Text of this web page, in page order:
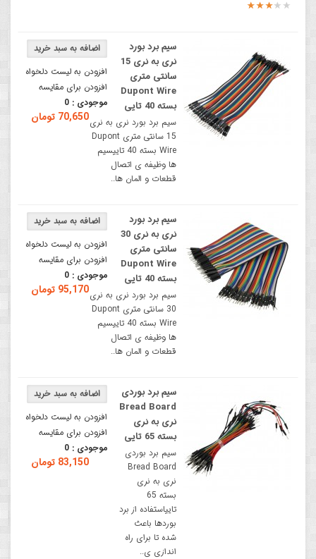
افزودن به لیست دلخواه
افزودن برای مقایسه
موجودی : 0
70,650 تومان
سیم برد بورد
نری به نری 15
سانتی متری
Dupont Wire
بسته 40 تایی
سیم برد بورد نری به نری
15 سانتی متری Dupont
Wire بسته 40 تاییسیم
ها وظیفه ی اتصال
قطعات و المان ها..
افزودن به لیست دلخواه
افزودن برای مقایسه
موجودی : 0
95,170 تومان
سیم برد بورد
نری به نری 30
سانتی متری
Dupont Wire
بسته 40 تایی
سیم برد بورد نری به نری
30 سانتی متری Dupont
Wire بسته 40 تاییسیم
ها وظیفه ی اتصال
قطعات و المان ها..
افزودن به لیست دلخواه
افزودن برای مقایسه
موجودی : 0
83,150 تومان
سیم برد بوردی
Bread Board
نری به نری
بسته 65 تایی
سیم برد بوردی
Bread Board
نری به نری
بسته 65
تاییاستفاده از برد
بوردها باعث
شده تا برای راه
اندازی ی..